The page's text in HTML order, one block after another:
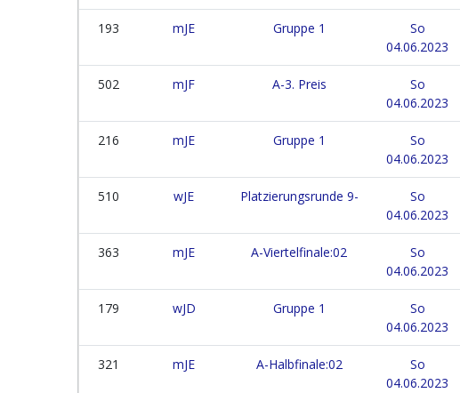
193 mJE Gruppe 1
So
04.06.2023
502 mJF A-3. Preis
So
04.06.2023
216 mJE Gruppe 1
So
04.06.2023
510 wJE Platzierungsrunde 9-
So
04.06.2023
363 mJE A-Viertelfinale:02
So
04.06.2023
179 wJD Gruppe 1
So
04.06.2023
321 mJE A-Halbfinale:02
So
04.06.2023